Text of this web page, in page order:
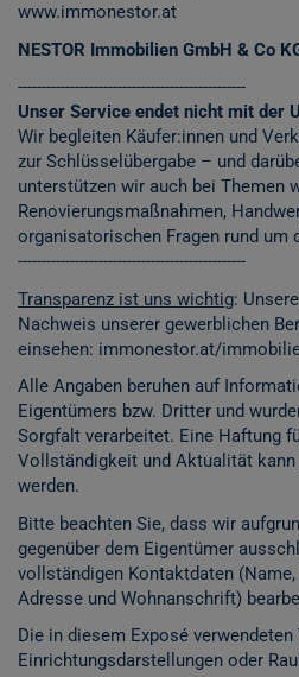
www.immonestor.at
NESTOR Immobilien GmbH & Co
------------------------------------------------
Unser Service endet nicht mit der
Wir begleiten Käufer:innen und
zur Schlüsselübergabe – und
unterstützen wir auch bei Themen
Renovierungsmaßnahmen,
organisatorischen Fragen rund um
------------------------------------------------
Transparenz ist uns wichtig:
Nachweis unserer gewerblichen
einsehen: immonestor.at/
Alle Angaben beruhen auf
Eigentümers bzw. Dritter und
Sorgfalt verarbeitet. Eine Haftung
Vollständigkeit und Aktualität
werden.
Bitte beachten Sie, dass wir
gegenüber dem Eigentümer
vollständigen Kontaktdaten
Adresse und Wohnanschrift)
Die in diesem Exposé
Einrichtungsdarstellungen oder